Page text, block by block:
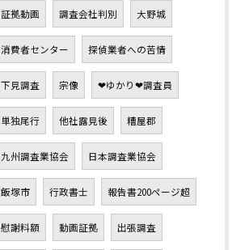
証拠動画 調査会社判別 大野城
消費者センター 探偵業者への苦情
下見調査 宗像 ❤ゆかり❤調査員
単独尾行 他社露見後 糟屋郡
九州調査業協会 日本調査業協会
飯塚市 行政書士 報告書200ページ超
慰謝料額 動画証拠 出張調査